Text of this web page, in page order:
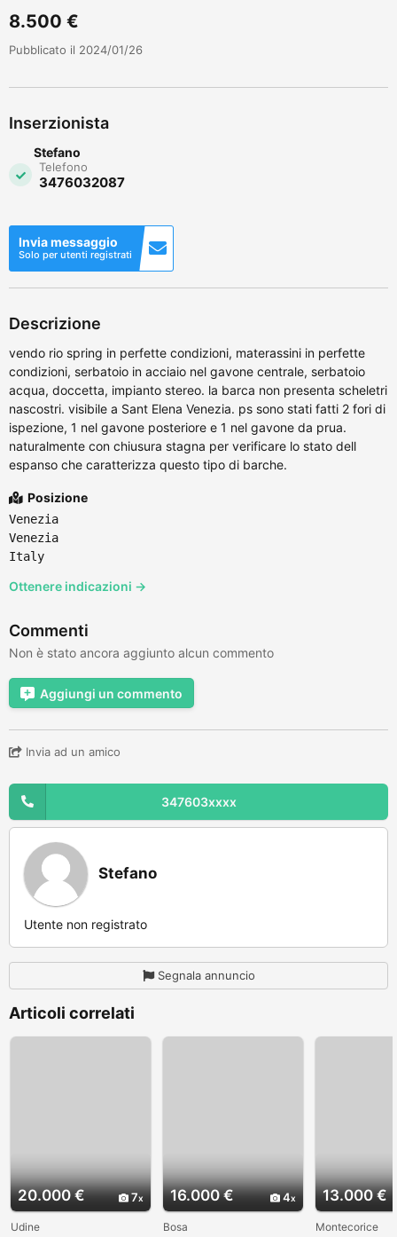
8.500 €
Pubblicato il 2024/01/26
Inserzionista
Stefano
Telefono
3476032087
Invia messaggio
Solo per utenti registrati
Descrizione
vendo rio spring in perfette condizioni, materassini in perfette
condizioni, serbatoio in acciaio nel gavone centrale, serbatoio
acqua, doccetta, impianto stereo. la barca non presenta scheletri
nascostri. visibile a Sant Elena Venezia. ps sono stati fatti 2 fori di
ispezione, 1 nel gavone posteriore e 1 nel gavone da prua.
naturalmente con chiusura stagna per verificare lo stato dell
espanso che caratterizza questo tipo di barche.
Posizione
Venezia
Venezia
Italy
Ottenere indicazioni →
Commenti
Non è stato ancora aggiunto alcun commento
Aggiungi un commento
Invia ad un amico
347603xxxx
Stefano
Utente non registrato
Segnala annuncio
Articoli correlati
20.000 € 7
Udine
16.000 € 4
Bosa
13.000 €
Montecorice